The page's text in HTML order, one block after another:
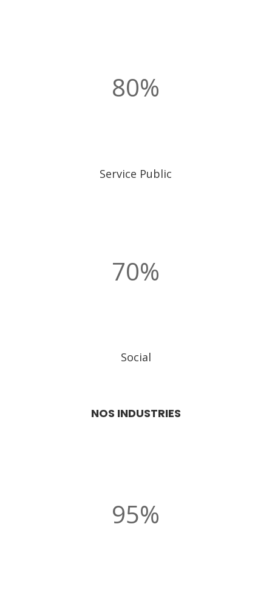
80%
Service Public
70%
Social
NOS INDUSTRIES
95%